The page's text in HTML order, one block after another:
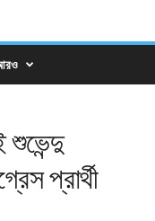
প্রার্থী